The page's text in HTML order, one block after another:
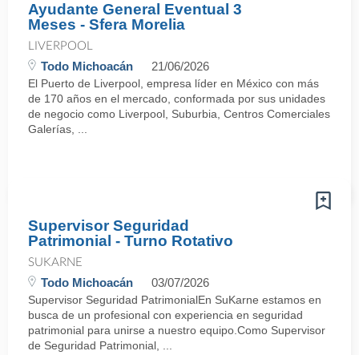
Ayudante General Eventual 3
Meses - Sfera Morelia
LIVERPOOL
Todo Michoacán 21/06/2026
El Puerto de Liverpool, empresa líder en México con más
de 170 años en el mercado, conformada por sus unidades
de negocio como Liverpool, Suburbia, Centros Comerciales
Galerías, ...
Supervisor Seguridad
Patrimonial - Turno Rotativo
SUKARNE
Todo Michoacán 03/07/2026
Supervisor Seguridad PatrimonialEn SuKarne estamos en
busca de un profesional con experiencia en seguridad
patrimonial para unirse a nuestro equipo.Como Supervisor
de Seguridad Patrimonial, ...